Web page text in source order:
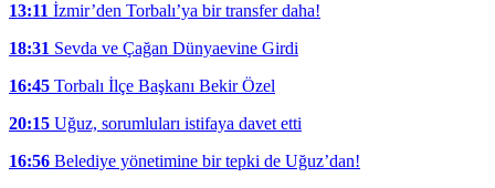
13:11 İzmir’den Torbalı’ya bir transfer daha!
18:31 Sevda ve Çağan Dünyaevine Girdi
16:45 Torbalı İlçe Başkanı Bekir Özel
20:15 Uğuz, sorumluları istifaya davet etti
16:56 Belediye yönetimine bir tepki de Uğuz’dan!